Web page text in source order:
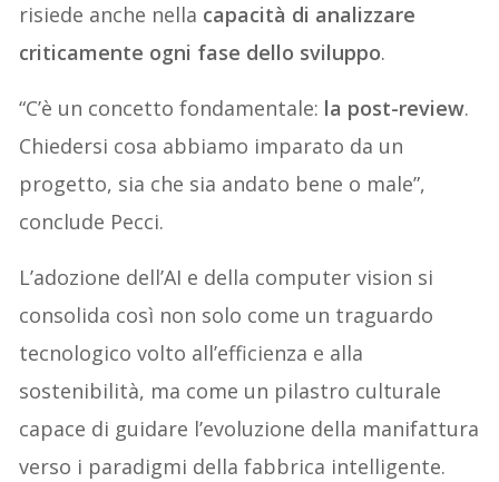
risiede anche nella capacità di analizzare
criticamente ogni fase dello sviluppo.
“C’è un concetto fondamentale: la post-review.
Chiedersi cosa abbiamo imparato da un
progetto, sia che sia andato bene o male”,
conclude Pecci.
L’adozione dell’AI e della computer vision si
consolida così non solo come un traguardo
tecnologico volto all’efficienza e alla
sostenibilità, ma come un pilastro culturale
capace di guidare l’evoluzione della manifattura
verso i paradigmi della fabbrica intelligente.